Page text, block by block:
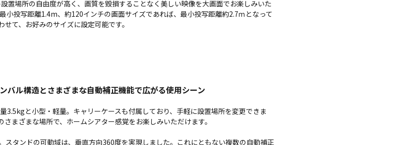
置場所の自由度が高く、画質を毀損することなく美しい映像を大画面でお楽しみいた
小投写距離1.4m、約120インチの画面サイズであれば、最小投写距離約2.7ｍとなって
て、お好みのサイズに設定可能です。
バル構造とさまざまな自動補正機能で広がる使用シーン
と小型・軽量。キャリーケースも付属しており、手軽に設置場所を変更できま
まざまな場所で、ホームシアター感覚をお楽しみいただけます。
スタンドの可動域は、垂直方向360度を実現しました。これにともない複数の自動補正